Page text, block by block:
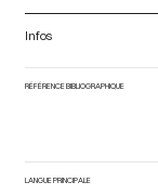
Infos
RÉFÉRENCE BIBLIOGRAPHIQUE
LANGUE PRINCIPALE